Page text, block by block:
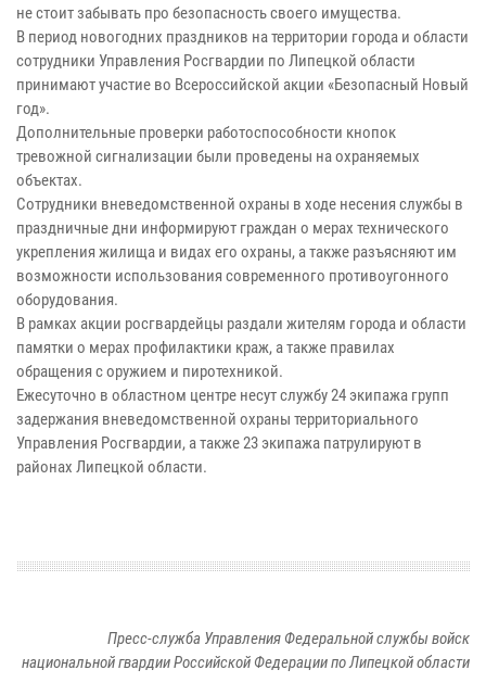
не стоит забывать про безопасность своего имущества.
В период новогодних праздников на территории города и области
сотрудники Управления Росгвардии по Липецкой области
принимают участие во Всероссийской акции «Безопасный Новый
год».
Дополнительные проверки работоспособности кнопок
тревожной сигнализации были проведены на охраняемых
объектах.
Сотрудники вневедомственной охраны в ходе несения службы в
праздничные дни информируют граждан о мерах технического
укрепления жилища и видах его охраны, а также разъясняют им
возможности использования современного противоугонного
оборудования.
В рамках акции росгвардейцы раздали жителям города и области
памятки о мерах профилактики краж, а также правилах
обращения с оружием и пиротехникой.
Ежесуточно в областном центре несут службу 24 экипажа групп
задержания вневедомственной охраны территориального
Управления Росгвардии, а также 23 экипажа патрулируют в
районах Липецкой области.
Пресс-служба Управления Федеральной службы войск
национальной гвардии Российской Федерации по Липецкой области